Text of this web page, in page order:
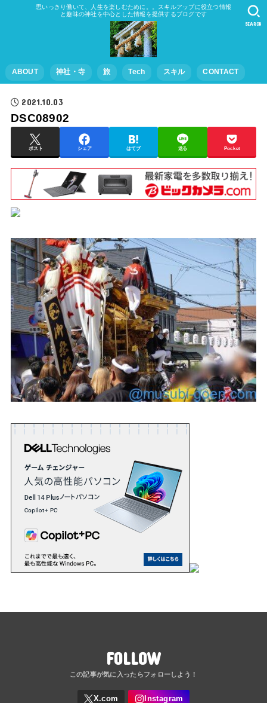
思いっきり働いて、人生を楽しむために。。スキルアップに役立つ情報
と趣味の神社を中心とした情報を提供するブログです
ABOUT 神社・寺 旅 Tech スキル CONTACT
SEARCH
2021.10.03
DSC08902
ポスト シェア はてブ 送る Pocket
FOLLOW